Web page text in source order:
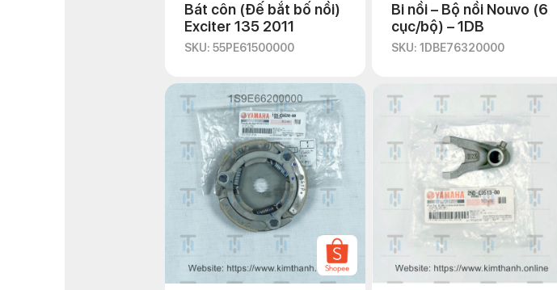
Bát côn (Đế bắt bố nồi)
Exciter 135 2011
SKU: 55PE61500000
Bi nồi – Bộ nồi Nouvo (6
cục/bộ) – 1DB
SKU: 1DBE76320000